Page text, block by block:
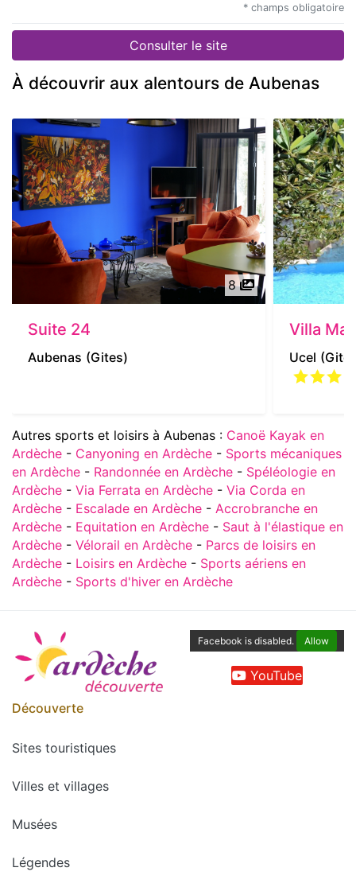
* champs obligatoire
Consulter le site
À découvrir aux alentours de Aubenas
8
Suite 24
Aubenas (Gites)
Villa
Ucel
Autres sports et loisirs à Aubenas : Canoë Kayak en
Ardèche - Canyoning en Ardèche - Sports mécaniques
en Ardèche - Randonnée en Ardèche - Spéléologie en
Ardèche - Via Ferrata en Ardèche - Via Corda en
Ardèche - Escalade en Ardèche - Accrobranche en
Ardèche - Equitation en Ardèche - Saut à l'élastique en
Ardèche - Vélorail en Ardèche - Parcs de loisirs en
Ardèche - Loisirs en Ardèche - Sports aériens en
Ardèche - Sports d'hiver en Ardèche
Facebook is disabled. Allow
YouTube
Découverte
Sites touristiques
Villes et villages
Musées
Légendes